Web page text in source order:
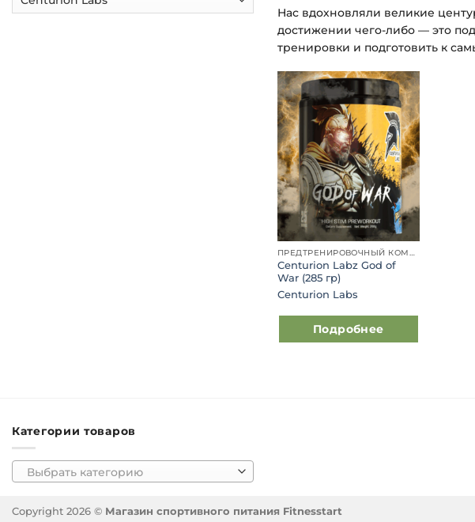
Нас вдохновляли великие
достижении чего-либо — это
тренировки и подготовить к
Добавить
в список
желаний
ПРЕДТРЕНИРОВОЧНЫЙ КОМПЛЕКС
Centurion Labz God of
War (285 гр)
Centurion Labs
Подробнее
Категории товаров
Выбрать категорию
Copyright 2026 © Магазин спортивного питания Fitnesstart